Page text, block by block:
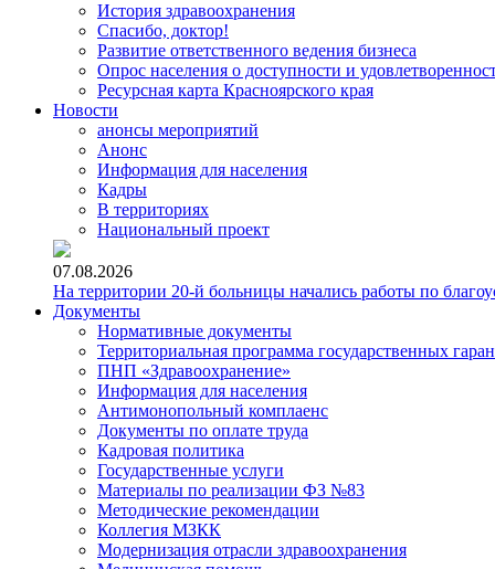
История здравоохранения
Спасибо, доктор!
Развитие ответственного ведения бизнеса
Опрос населения о доступности и
Ресурсная карта Красноярского края
Новости
анонсы мероприятий
Анонс
Информация для населения
Кадры
В территориях
Национальный проект
07.08.2026
На территории 20-й больницы начались работы по
Документы
Нормативные документы
Территориальная программа государственных
ПНП «Здравоохранение»
Информация для населения
Антимонопольный комплаенс
Документы по оплате труда
Кадровая политика
Государственные услуги
Материалы по реализации ФЗ №83
Методические рекомендации
Коллегия МЗКК
Модернизация отрасли здравоохранения